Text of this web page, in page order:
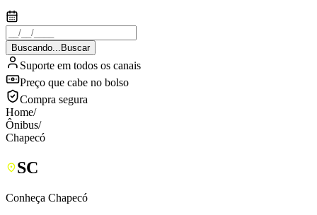
Buscando... Buscar
Suporte em todos os canais
Preço que cabe no bolso
Compra segura
Home/
Ônibus/
Chapecó
SC
Conheça Chapecó